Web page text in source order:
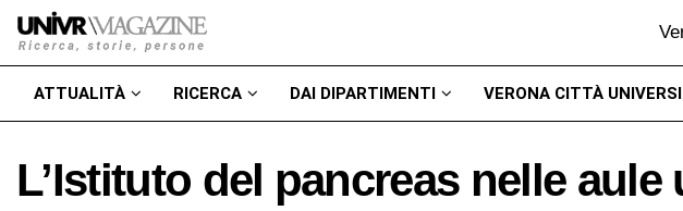
ATTUALITÀ RICERCA DAI DIPARTIMENTI VERONA CITTÀ
L’Istituto del pancreas nelle